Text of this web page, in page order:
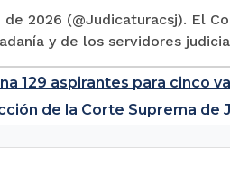
de 2026 (@Judicaturacsj). El
y de los servidores
129 aspirantes para cinco
de la Corte Suprema de